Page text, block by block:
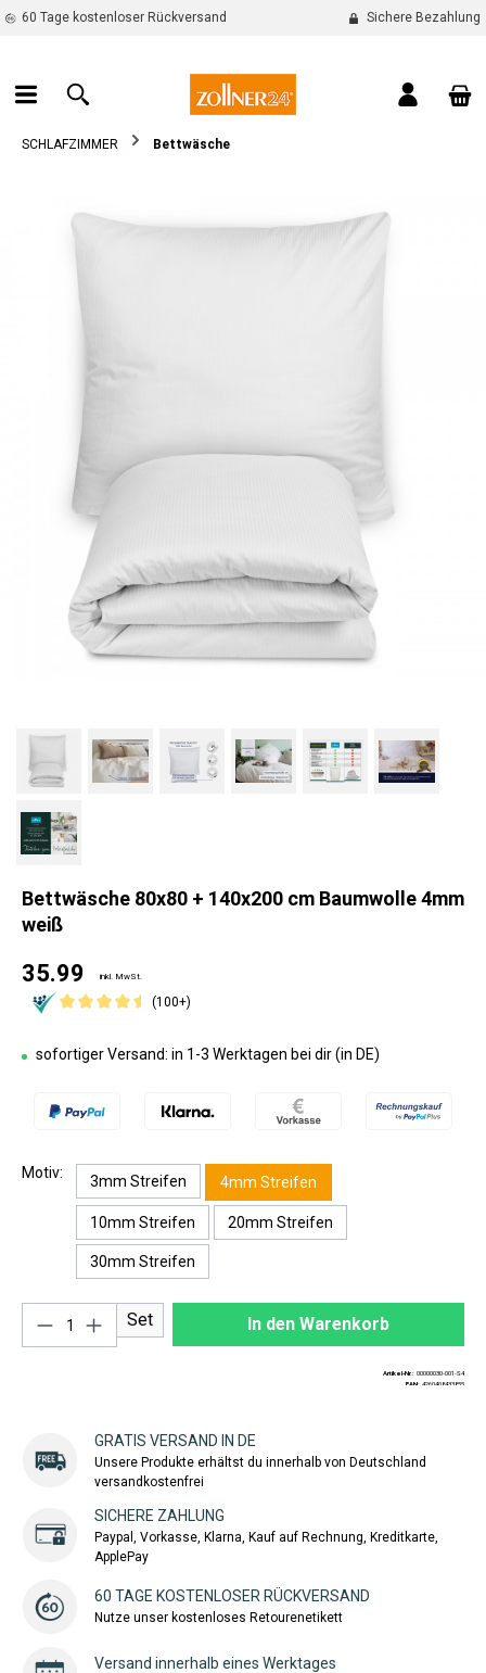
springen
60 Tage kostenloser Rückversand Sichere Bezahlung
SCHLAFZIMMER Bettwäsche
Bettwäsche 80x80 + 140x200 cm Baumwolle 4mm
weiß
35.99 inkl. MwSt.
(100+)
sofortiger Versand: in 1-3 Werktagen bei dir (in DE)
Motiv: 3mm Streifen 4mm Streifen
10mm Streifen 20mm Streifen
30mm Streifen
Produkt Anzahl: Gib den gewünschten
Set In den Warenkorb
Artikel-Nr.: 00000030-001-S4
EAN: 4260408433855
GRATIS VERSAND IN DE
Unsere Produkte erhältst du innerhalb von Deutschland
versandkostenfrei
SICHERE ZAHLUNG
Paypal, Vorkasse, Klarna, Kauf auf Rechnung, Kreditkarte,
ApplePay
60 TAGE KOSTENLOSER RÜCKVERSAND
Nutze unser kostenloses Retourenetikett
Versand innerhalb eines Werktages